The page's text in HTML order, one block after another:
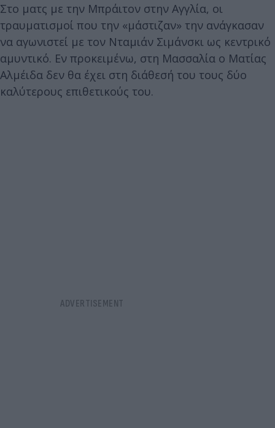
Στο ματς με την Μπράιτον στην Αγγλία, οι
τραυματισμοί που την «μάστιζαν» την ανάγκασαν
να αγωνιστεί με τον Νταμιάν Σιμάνσκι ως κεντρικό
αμυντικό. Εν προκειμένω, στη Μασσαλία ο Ματίας
Αλμέιδα δεν θα έχει στη διάθεσή του τους δύο
καλύτερους επιθετικούς του.